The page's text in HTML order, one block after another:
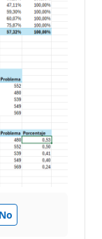
No